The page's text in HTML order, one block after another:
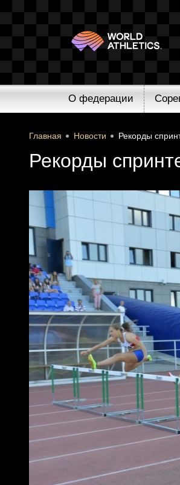
О федерации
Главная Новости Рекорды
Рекорды